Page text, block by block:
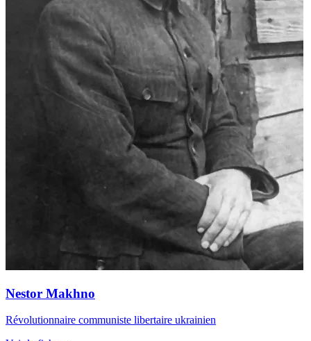
Nestor Makhno
Révolutionnaire communiste libertaire ukrainien